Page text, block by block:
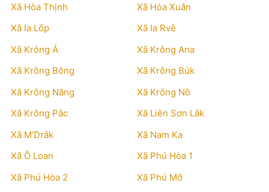
Xã Hòa Thịnh
Xã Hòa Xuân
Xã Ia Lốp
Xã Ia Rvê
Xã Krông Á
Xã Krông Ana
Xã Krông Bông
Xã Krông Búk
Xã Krông Năng
Xã Krông Nô
Xã Krông Pắc
Xã Liên Sơn Lắk
Xã M’Drắk
Xã Nam Ka
Xã Ô Loan
Xã Phú Hòa 1
Xã Phú Hòa 2
Xã Phú Mỡ